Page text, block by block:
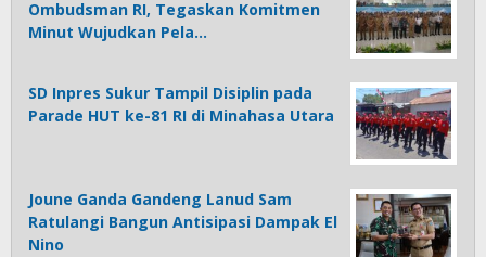
Ombudsman RI, Tegaskan Komitmen
Minut Wujudkan Pela…
SD Inpres Sukur Tampil Disiplin pada
Parade HUT ke-81 RI di Minahasa Utara
Joune Ganda Gandeng Lanud Sam
Ratulangi Bangun Antisipasi Dampak El
Nino